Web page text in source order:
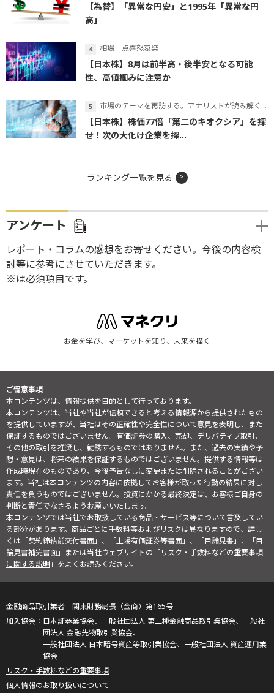
【為替】「異常な円安」と1995年「異常な円
高」
相場一点喜怒哀楽
【日本株】8月は前半高・後半安となる可能
性、高値掴みに注意か
市場のテーマを再訪する。アナリストが読み解くテーマの本質
【日本株】株価77倍「第二のキオクシア」を探
せ！次の大化け企業を探...
ランキング一覧を見る
アンケート
レポート・コラムの感想をお寄せください。今後の内容検
討等に参考にさせていただきます。
※は必須項目です。
お金を学び、マーケットを知り、未来を描く
ご留意事項
本コンテンツは、情報提供を目的として行っております。
本コンテンツは、当社や当社が信頼できると考える情報源から提供されたもの
を提供していますが、当社はその正確性や完全性について意見を表明し、また
保証するものではございません。有価証券の購入、売却、デリバティブ取引、
その他の取引を推奨し、勧誘するものではありません。また、過去の実績や予
想・意見は、将来の結果を保証するものではございません。提供する情報等は
作成時現在のものであり、今後予告なしに変更または削除されることがござい
ます。当社は本コンテンツの内容に依拠してお客様が取った行動の結果に対し
責任を負うものではございません。投資にかかる最終決定は、お客様ご自身の
判断と責任でなさるようお願いいたします。
本コンテンツでは当社でお取扱している商品・サービス等について言及してい
る部分があります。商品ごとに手数料等およびリスクは異なりますので、詳し
くは「契約締結前交付書面」、「上場有価証券等書面」、「目論見書」、「目
論見書補完書面」または当社ウェブサイトの「リスク・手数料などの重要事項
に関する説明」をよくお読みください。
金融商品取引業者 関東財務局長（金商）第165号
日本証券業協会、一般社団法人 第二種金融商品取引業協会、一般社
団法人 金融先物取引業協会、
一般社団法人 日本暗号資産等取引業協会、一般社団法人 資産運用業
協会
リスク・手数料などの重要事項
個人情報のお取り扱いについて